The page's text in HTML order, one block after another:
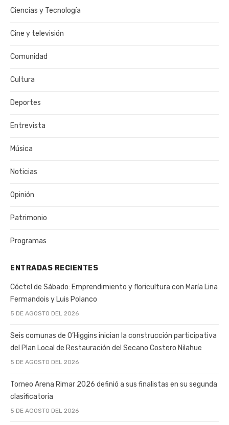
Ciencias y Tecnología
Cine y televisión
Comunidad
Cultura
Deportes
Entrevista
Música
Noticias
Opinión
Patrimonio
Programas
ENTRADAS RECIENTES
Cóctel de Sábado: Emprendimiento y floricultura con María Lina
Fermandois y Luis Polanco
5 DE AGOSTO DEL 2026
Seis comunas de O’Higgins inician la construcción participativa
del Plan Local de Restauración del Secano Costero Nilahue
5 DE AGOSTO DEL 2026
Torneo Arena Rimar 2026 definió a sus finalistas en su segunda
clasificatoria
5 DE AGOSTO DEL 2026